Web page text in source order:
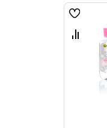
قائمة
قارن